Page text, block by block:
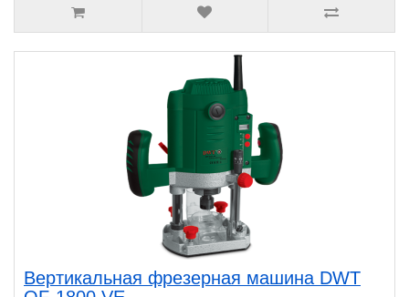
Вертикальная фрезерная машина DWT